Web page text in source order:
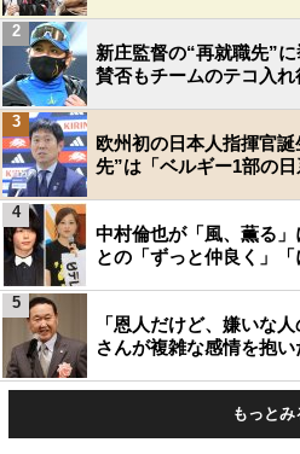
新庄監督の“再就職先”
賛否もチームのテコ入
2
欧州初の日本人指揮官
先”は「ベルギー1部の
3
中村倫也が「風、薫る
との「ずっと仲良く」
4
「恩人だけど、嫌いな
さんが複雑な感情を抱
5
もっとみ